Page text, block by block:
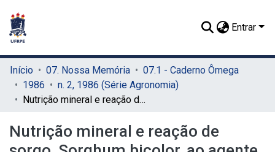
Entrar
Início 07. Nossa Memória
07.1 - Caderno Ômega
1986
n. 2, 1986 (Série Agronomia)
Nutrição mineral e reação de sorgo, Sorghum bicolor, ao agente da antracnose, Colletotrichum graminicola
Nutrição mineral e reação de